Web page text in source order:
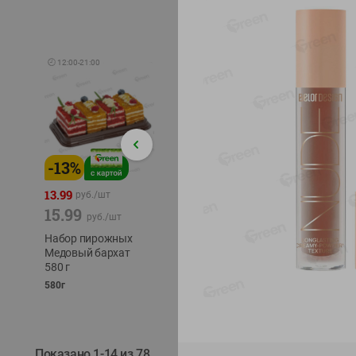
🕘 12:00-21:00
-13%
13.99 руб./шт
15.99 руб./шт
Набор пирожных
Медовый бархат
580 г
580г
- 24
4.99
ТОФУ
230г